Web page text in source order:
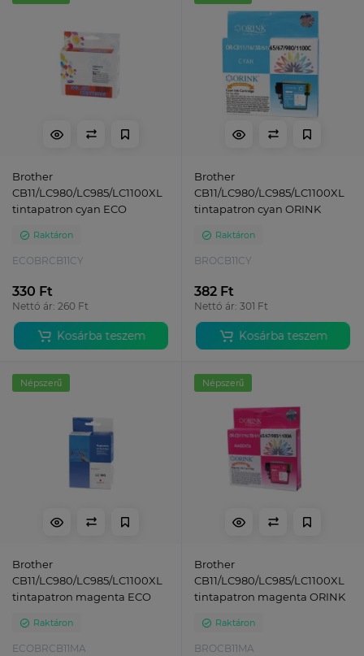
Brother
CB11/LC980/LC985/LC1100XL
tintapatron cyan ECO
Raktáron
ECOBRCB11CY
330 Ft
Nettó ár: 260 Ft
Kosárba teszem
Brother
CB11/LC980/LC985/LC1100XL
tintapatron cyan ORINK
Raktáron
BROCB11CY
382 Ft
Nettó ár: 301 Ft
Kosárba teszem
Népszerű
Brother
CB11/LC980/LC985/LC1100XL
tintapatron magenta ECO
Raktáron
ECOBRCB11MA
Népszerű
Brother
CB11/LC980/LC985/LC1100XL
tintapatron magenta ORINK
Raktáron
BROCB11MA